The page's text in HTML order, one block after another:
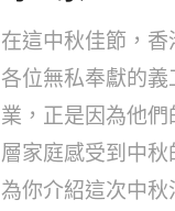
在這中秋佳節，
各位無私奉獻的
業，正是因為他
層家庭感受到中
為你介紹這次中